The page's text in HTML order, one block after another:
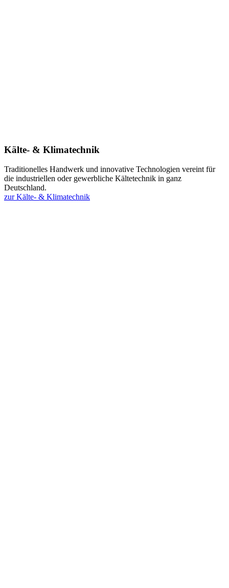
Kälte- & Klimatechnik
Traditionelles Handwerk und innovative Technologien vereint für
die industriellen oder gewerbliche Kältetechnik in ganz
Deutschland.
zur Kälte- & Klimatechnik